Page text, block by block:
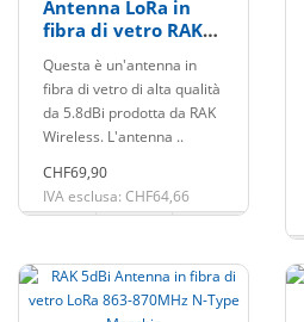
Antenna LoRa in
fibra di vetro RAK
Questa è un'antenna in
fibra di vetro di alta qualità
da 5.8dBi prodotta da RAK
Wireless. L'antenna ..
CHF69,90
IVA esclusa: CHF64,66